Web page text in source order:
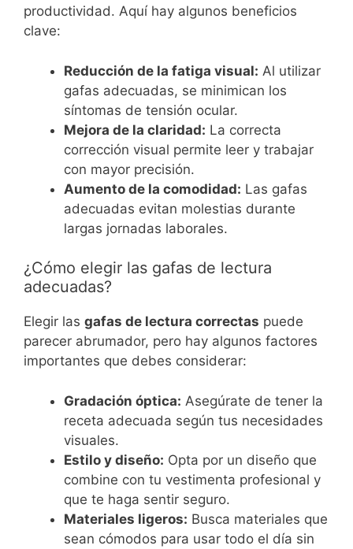
productividad. Aquí hay algunos beneficios
clave:
Reducción de la fatiga visual: Al utilizar
gafas adecuadas, se minimican los
síntomas de tensión ocular.
Mejora de la claridad: La correcta
corrección visual permite leer y trabajar
con mayor precisión.
Aumento de la comodidad: Las gafas
adecuadas evitan molestias durante
largas jornadas laborales.
¿Cómo elegir las gafas de lectura
adecuadas?
Elegir las gafas de lectura correctas puede
parecer abrumador, pero hay algunos factores
importantes que debes considerar:
Gradación óptica: Asegúrate de tener la
receta adecuada según tus necesidades
visuales.
Estilo y diseño: Opta por un diseño que
combine con tu vestimenta profesional y
que te haga sentir seguro.
Materiales ligeros: Busca materiales que
sean cómodos para usar todo el día sin